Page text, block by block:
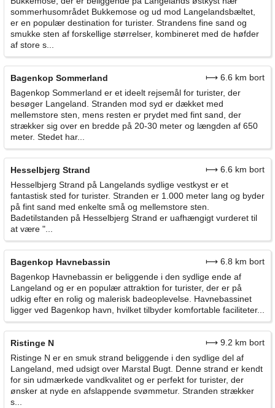
sommerhusområdet Bukkemose og ud mod Langelandsbæltet,
er en populær destination for turister. Strandens fine sand og
smukke sten af forskellige størrelser, kombineret med de høfder
af store s...
Bagenkop Sommerland
⟼ 6.6 km bort
Bagenkop Sommerland er et ideelt rejsemål for turister, der
besøger Langeland. Stranden mod syd er dækket med
mellemstore sten, mens resten er prydet med fint sand, der
strækker sig over en bredde på 20-30 meter og længden af 650
meter. Stedet har...
Hesselbjerg Strand
⟼ 6.6 km bort
Hesselbjerg Strand på Langelands sydlige vestkyst er et
fantastisk sted for turister. Stranden er 1.000 meter lang og byder
på fint sand med enkelte små og mellemstore sten.
Badetilstanden på Hesselbjerg Strand er uafhængigt vurderet til
at være "...
Bagenkop Havnebassin
⟼ 6.8 km bort
Bagenkop Havnebassin er beliggende i den sydlige ende af
Langeland og er en populær attraktion for turister, der er på
udkig efter en rolig og malerisk badeoplevelse. Havnebassinet
ligger ved Bagenkop havn, hvilket tilbyder komfortable faciliteter...
Ristinge N
⟼ 9.2 km bort
Ristinge N er en smuk strand beliggende i den sydlige del af
Langeland, med udsigt over Marstal Bugt. Denne strand er kendt
for sin udmærkede vandkvalitet og er perfekt for turister, der
ønsker at nyde en afslappende svømmetur. Stranden strækker
s...